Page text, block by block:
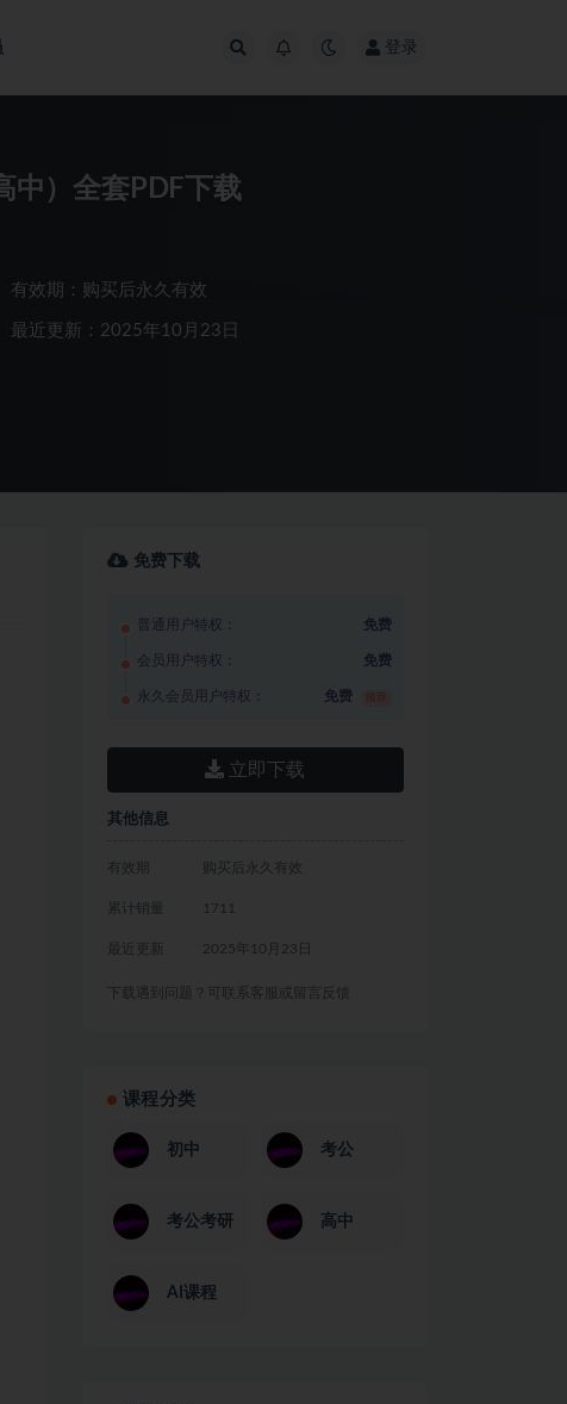
登录
中）全套PDF下载
有效期：购买后永久有效
最近更新：2025年10月23日
免费下载
普通用户特权： 免费
会员用户特权： 免费
永久会员用户特权： 免费
立即下载
其他信息
有效期 购买后永久有效
累计销量 1711
最近更新 2025年10月23日
下载遇到问题？可联系客服或留言反馈
课程分类
初中 考公
考公考研 高中
AI课程